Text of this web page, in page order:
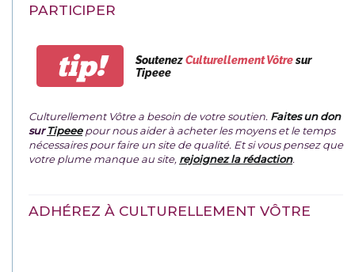
PARTICIPER
tip! SoutenezCulturellement Vôtresur
Tipeee
Culturellement Vôtre a besoin de votre soutien. Faites un don
surTipeeepour nous aider à acheter les moyens et le temps
nécessaires pour faire un site de qualité. Et si vous pensez que
votre plume manque au site, rejoignez la rédaction.
ADHÉREZ À CULTURELLEMENT VÔTRE